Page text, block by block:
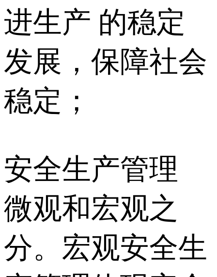
进生产 的稳定
发展，保障社会
稳定；
安全生产管理
微观和宏观之
分。宏观安全生